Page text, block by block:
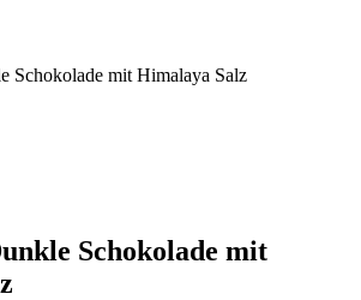
Schokolade mit Himalaya Salz
Schokolade mit